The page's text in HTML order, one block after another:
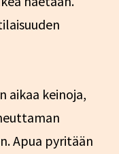
aikaa keinoja,
Apua pyritään